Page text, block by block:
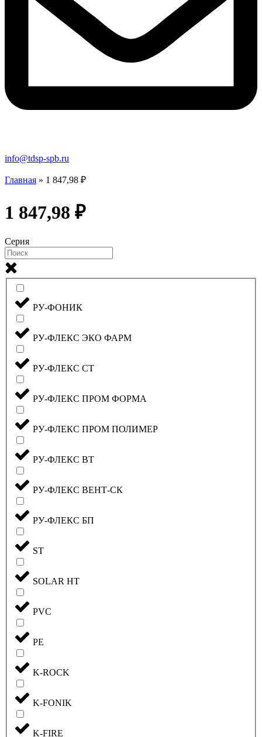
info@tdsp-spb.ru
Главная » 1 847,98 ₽
1 847,98 ₽
Серия
РУ-ФОНИК
РУ-ФЛЕКС ЭКО ФАРМ
РУ-ФЛЕКС СТ
РУ-ФЛЕКС ПРОМ ФОРМА
РУ-ФЛЕКС ПРОМ ПОЛИМЕР
РУ-ФЛЕКС ВТ
РУ-ФЛЕКС ВЕНТ-СК
РУ-ФЛЕКС БП
ST
SOLAR HT
PVC
PE
K-ROCK
K-FONIK
K-FIRE